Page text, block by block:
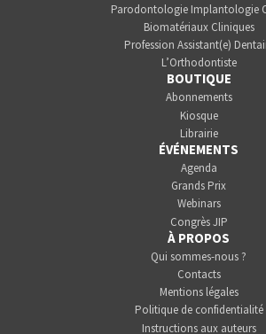
Parodontologie Implantologie
Biomatériaux Cliniques
Profession Assistant(e)
L’Orthodontiste
BOUTIQUE
Abonnements
Kiosque
Librairie
ÉVÉNEMENTS
Agenda
Grands Prix
Webinars
Congrès JIP
À PROPOS
Qui sommes-nous ?
Contacts
Mentions légales
Politique de confidentialité
Instructions aux auteurs